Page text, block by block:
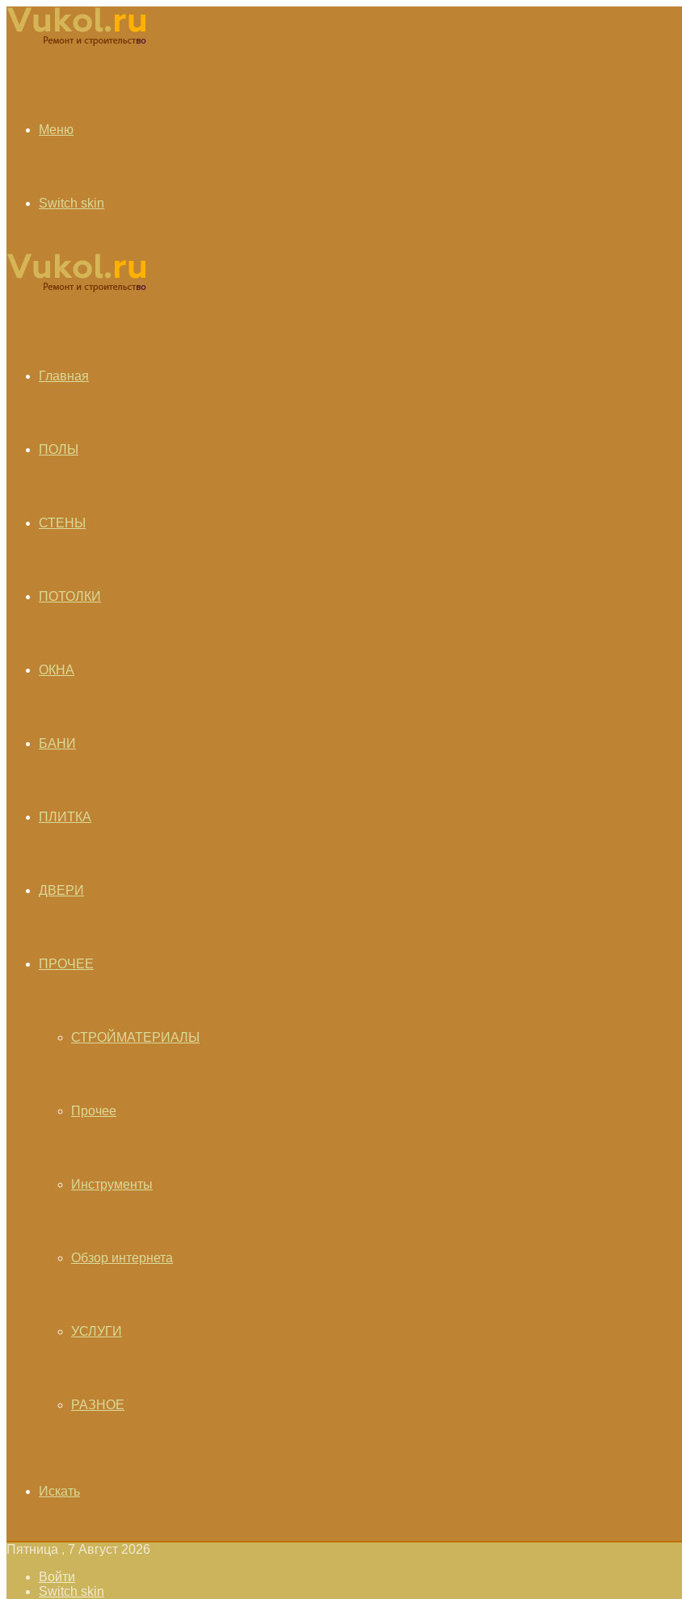
Меню
Switch skin
Главная
ПОЛЫ
СТЕНЫ
ПОТОЛКИ
ОКНА
БАНИ
ПЛИТКА
ДВЕРИ
ПРОЧЕЕ
СТРОЙМАТЕРИАЛЫ
Прочее
Инструменты
Обзор интернета
УСЛУГИ
РАЗНОЕ
Искать
Пятница , 7 Август 2026
Войти
Switch skin